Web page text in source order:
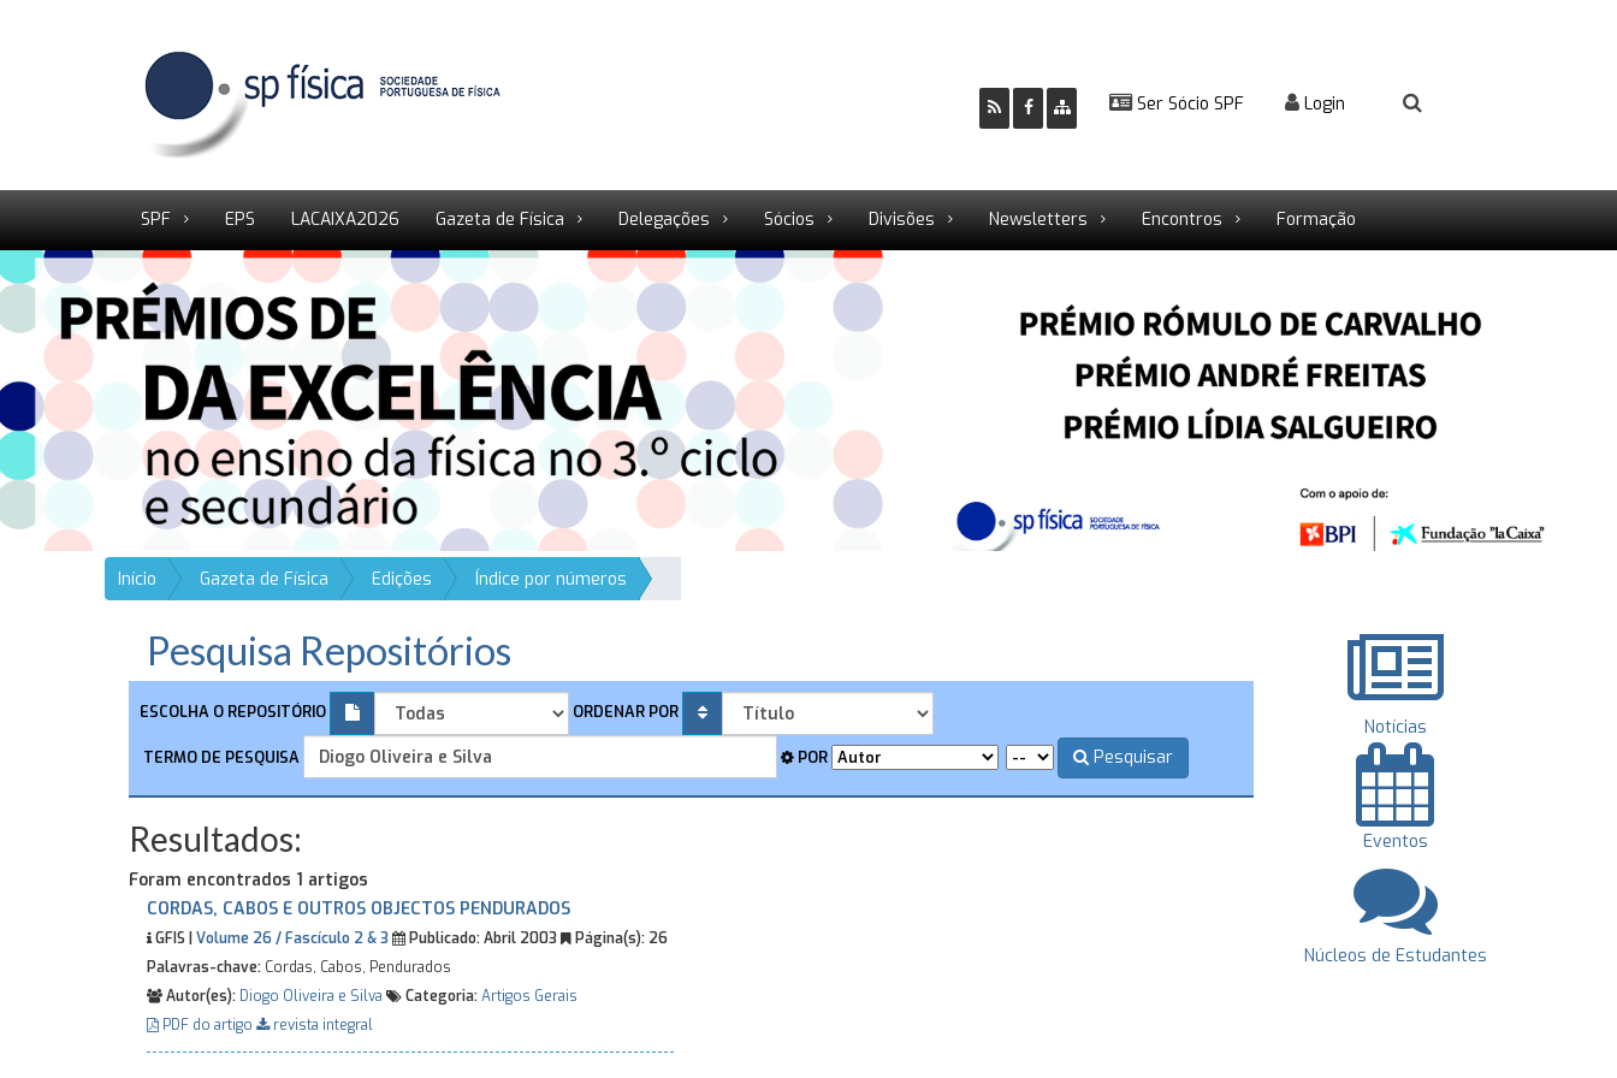
Ser Sócio SPF Login
SPF EPS LACAIXA2026 Gazeta de Física Delegações Sócios Divisões Newsletters Encontros Formação
Início Gazeta de Física Edições Índice por números
Pesquisa Repositórios
ESCOLHA O REPOSITÓRIO ORDENAR POR
TERMO DE PESQUISA POR Pesquisar
Resultados:
Foram encontrados 1 artigos
CORDAS, CABOS E OUTROS OBJECTOS PENDURADOS
GFIS | Volume 26 / Fascículo 2 & 3 Publicado:Abril 2003 Página(s): 26
Palavras-chave: Cordas, Cabos, Pendurados
Autor(es): Diogo Oliveira e Silva Categoria:Artigos Gerais
PDF do artigo
revista integral
Notícias
Eventos
Núcleos de Estudantes